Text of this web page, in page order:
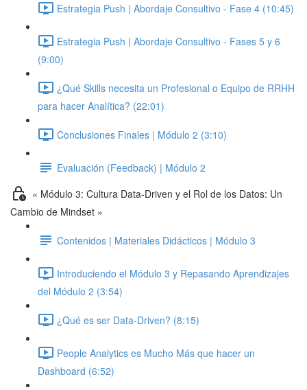
Estrategia Push | Abordaje Consultivo - Fase 4 (10:45)
Estrategia Push | Abordaje Consultivo - Fases 5 y 6
(9:00)
¿Qué Skills necesita un Profesional o Equipo de RRHH
para hacer Analítica? (22:01)
Conclusiones Finales | Módulo 2 (3:10)
Evaluación (Feedback) | Módulo 2
« Módulo 3: Cultura Data-Driven y el Rol de los Datos: Un
Cambio de Mindset »
Contenidos | Materiales Didácticos | Módulo 3
Introduciendo el Módulo 3 y Repasando Aprendizajes
del Módulo 2 (3:54)
¿Qué es ser Data-Driven? (8:15)
People Analytics es Mucho Más que hacer un
Dashboard (6:52)